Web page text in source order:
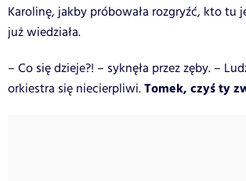
Karolinę, jakby próbowała rozgryźć, kto tu
już wiedziała.
– Co się dzieje?! – syknęła przez zęby. –
orkiestra się niecierpliwi.Tomek, czyś ty